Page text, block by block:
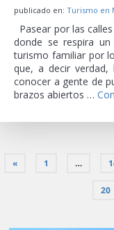
publicado en: Turismo en
Pasear por las
donde se respira
turismo familiar por
que, a decir
conocer a gente de
brazos abiertos …
« 1 …
20